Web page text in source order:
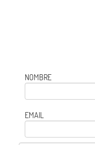
NOMBRE
EMAIL